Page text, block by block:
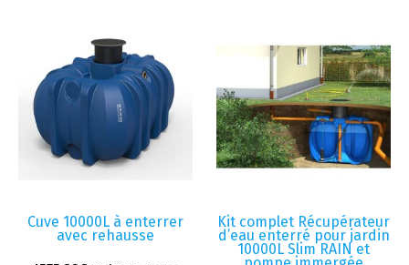
Cuve 10000L à enterrer
avec rehausse
Kit complet Récupérateur
d’eau enterré pour jardin
10000L Slim RAIN et